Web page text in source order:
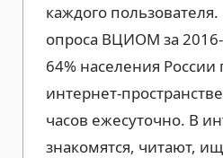
каждого
опроса ВЦИОМ за
64% населения России
интернет-
часов ежесуточно. В
знакомятся, читают,